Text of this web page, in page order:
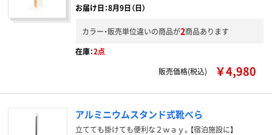
お届け日：8月9日（日）
カラー・販売単位違いの商品が2商品あります
在庫：2点
販売価格(税込)
￥4,980
アルミニウムスタンド式靴べら
立てても掛けても便利な２ｗａｙ。【宿泊施設に】